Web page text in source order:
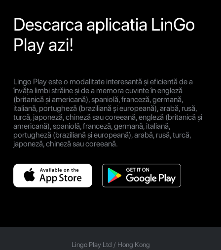
Descarca aplicatia LinGo
Play azi!
Lingo Play este o modalitate interesantă și eficientă de a
învăța limbi străine și de a memora cuvinte în engleză
(britanică și americană), spaniolă, franceză, germană,
italiană, portugheză (braziliană și europeană), arabă, rusă,
turcă, japoneză, chineză sau coreeană, engleză (britanică și
americană), spaniolă, franceză, germană, italiană,
portugheză (braziliană și europeană), arabă, rusă, turcă,
japoneză, chineză sau coreeană.
Lingo Play Ltd / Hong Kong